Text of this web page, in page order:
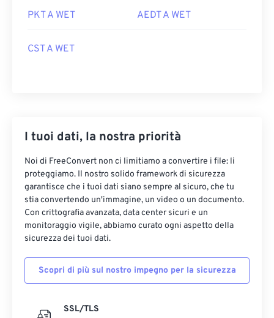
PKT A WET AEDT A WET
CST A WET
I tuoi dati, la nostra priorità
Noi di FreeConvert non ci limitiamo a convertire i file: li
proteggiamo. Il nostro solido framework di sicurezza
garantisce che i tuoi dati siano sempre al sicuro, che tu
stia convertendo un'immagine, un video o un documento.
Con crittografia avanzata, data center sicuri e un
monitoraggio vigile, abbiamo curato ogni aspetto della
sicurezza dei tuoi dati.
Scopri di più sul nostro impegno per la sicurezza
SSL/TLS